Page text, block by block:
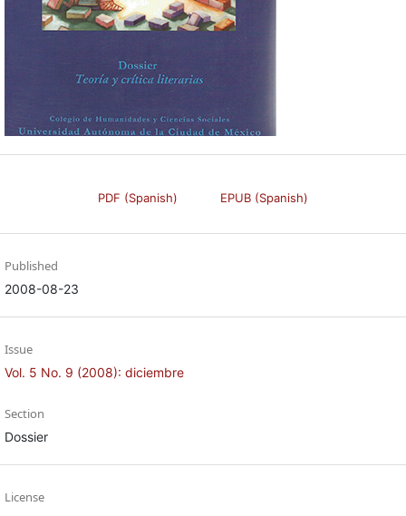
PDF (Spanish) EPUB (Spanish)
Published
2008-08-23
Issue
Vol. 5 No. 9 (2008): diciembre
Section
Dossier
License